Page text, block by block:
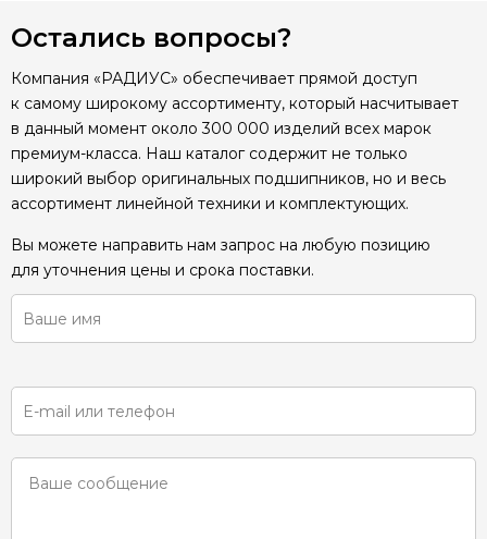
Остались вопросы?
Компания «РАДИУС» обеспечивает прямой доступ
к самому широкому ассортименту, который насчитывает
в данный момент около 300 000 изделий всех марок
премиум-класса. Наш каталог содержит не только
широкий выбор оригинальных подшипников, но и весь
ассортимент линейной техники и комплектующих.
Вы можете направить нам запрос на любую позицию
для уточнения цены и срока поставки.